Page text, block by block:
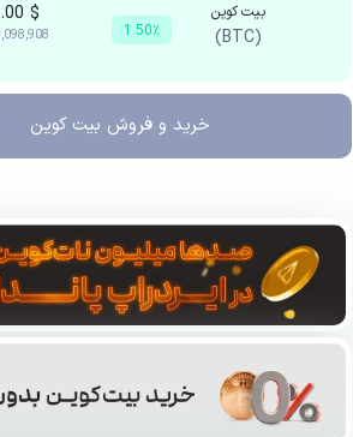
بیت کوین
(BTC) 1.50٪
$
خرید و فروش بیت کوین